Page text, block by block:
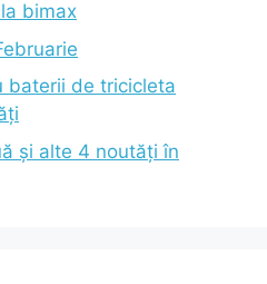
bimax
baterii de tricicleta
și alte 4 noutăți în